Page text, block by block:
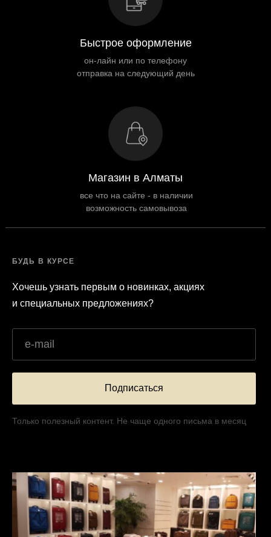
Быстрое оформление
он-лайн или по телефону
отправка на следующий день
Магазин в Алматы
все что на сайте - в наличии
возможность самовывоза
БУДЬ В КУРСЕ
Хочешь узнать первым о новинках, акциях
и специальных предложениях?
Подписаться
Только полезный контент. Не чаще одного письма в месяц